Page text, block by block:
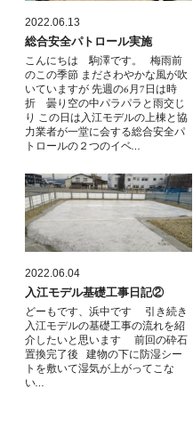
2022.06.13
総合安全パトロール実施
こんにちは 駒澤です。 梅雨前
のこの季節 まださわやかな風が吹
いていますが 先週の6月7日は時
折 曇り空の中パラパラと雨交じ
り この日は入江モデルの上棟と協
力業者が一堂に会する総合安全パ
トロールの２つのイベ…
2022.06.04
入江モデル基礎工事日記②
どーもです、浜中です 引き続き
入江モデルの基礎工事の流れを紹
介したいと思います 前回の砕石
置換完了後 建物の下に防湿シー
トを敷いて湿気が上がってこな
い…